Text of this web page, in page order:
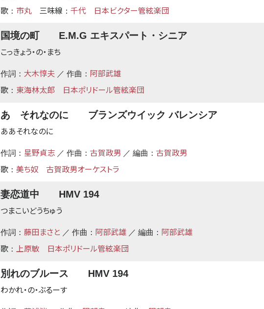
歌 ： 市丸 三味線 ： 千代 日本ビクター管絃楽団
国境の町 E.M.G エキスパート・シニア
こっきょう・の・まち
作詞： 大木惇夫 ／ 作曲： 阿部武雄
歌 ： 東海林太郎 日本ポリドール管絃楽団
あゝそれなのに ブランズウイック バレンシア
ああそれなのに
作詞： 星野貞志 ／ 作曲： 古賀政男 ／ 編曲： 古賀政男
歌 ： 美ち奴 古賀政男オーケストラ
妻恋道中 HMV 194
つまこいどうちゅう
作詞： 藤田まさと ／ 作曲： 阿部武雄 ／ 編曲： 阿部武雄
歌 ： 上原敏 日本ポリドール管絃楽団
別れのブルース HMV 194
わかれ・の・ぶるーす